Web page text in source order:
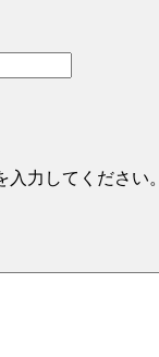
入力してください。